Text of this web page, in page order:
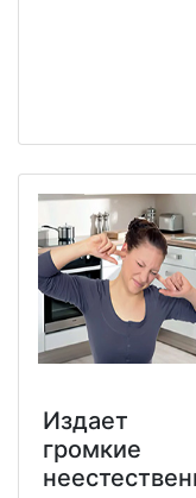
Издает
громкие